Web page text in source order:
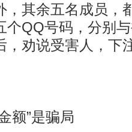
，其余五名成员，
个QQ号码，分别
劝说受害人，下
”是骗局